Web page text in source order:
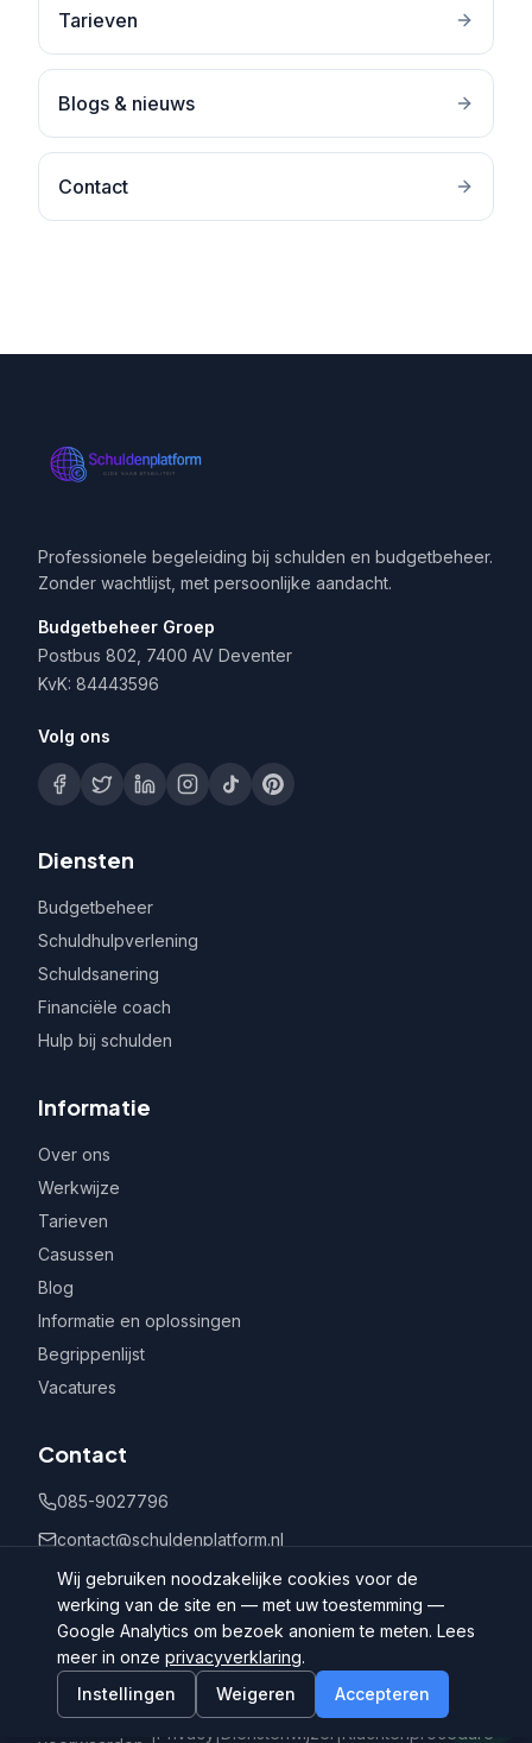
Tarieven
Blogs & nieuws
Contact
Professionele begeleiding bij schulden en budgetbeheer.
Zonder wachtlijst, met persoonlijke aandacht.
Budgetbeheer Groep
Postbus 802, 7400 AV Deventer
KvK: 84443596
Volg ons
Diensten
Budgetbeheer
Schuldhulpverlening
Schuldsanering
Financiële coach
Hulp bij schulden
Informatie
Over ons
Werkwijze
Tarieven
Casussen
Blog
Informatie en oplossingen
Begrippenlijst
Vacatures
Contact
085-9027796
contact@schuldenplatform.nl
Postbus 802, 7400 AV Deventer
©
Schuldenplatform.nl
Algemene
|Privacy |Dienstenwijzer |Klachtenprocedure
Wij gebruiken noodzakelijke cookies voor de
werking van de site en — met uw toestemming —
Google Analytics om bezoek anoniem te meten. Lees
meer in onze privacyverklaring.
Instellingen
Weigeren Accepteren